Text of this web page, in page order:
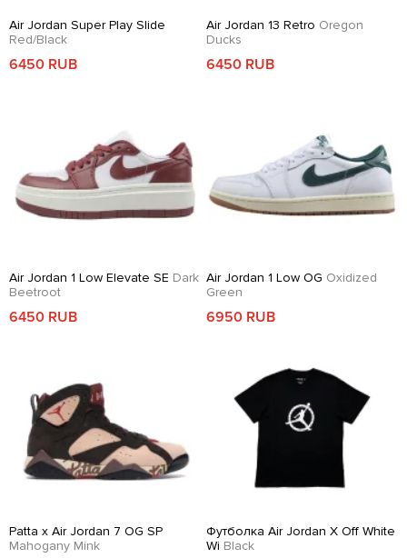
Air Jordan Super Play Slide
Red/Black
6450 RUB
Air Jordan 13 Retro Oregon
Ducks
6450 RUB
Air Jordan 1 Low Elevate SE Dark
Beetroot
6450 RUB
Air Jordan 1 Low OG Oxidized
Green
6950 RUB
Patta x Air Jordan 7 OG SP
Mahogany Mink
Футболка Air Jordan X Off White
Wi Black